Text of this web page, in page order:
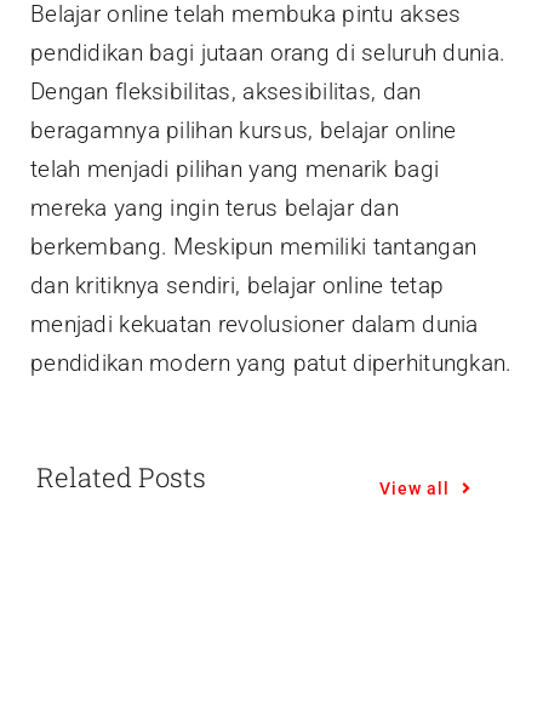
Belajar online telah membuka pintu akses
pendidikan bagi jutaan orang di seluruh dunia.
Dengan fleksibilitas, aksesibilitas, dan
beragamnya pilihan kursus, belajar online
telah menjadi pilihan yang menarik bagi
mereka yang ingin terus belajar dan
berkembang. Meskipun memiliki tantangan
dan kritiknya sendiri, belajar online tetap
menjadi kekuatan revolusioner dalam dunia
pendidikan modern yang patut diperhitungkan.
Related Posts View all